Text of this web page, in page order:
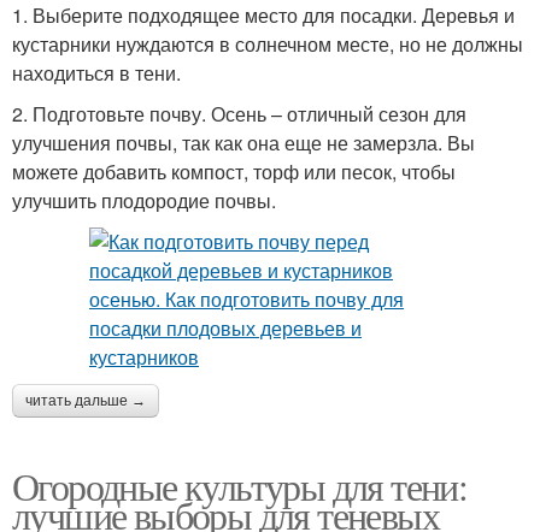
1. Выберите подходящее место для посадки. Деревья и
кустарники нуждаются в солнечном месте, но не должны
находиться в тени.
2. Подготовьте почву. Осень – отличный сезон для
улучшения почвы, так как она еще не замерзла. Вы
можете добавить компост, торф или песок, чтобы
улучшить плодородие почвы.
читать дальше →
Огородные культуры для тени:
лучшие выборы для теневых